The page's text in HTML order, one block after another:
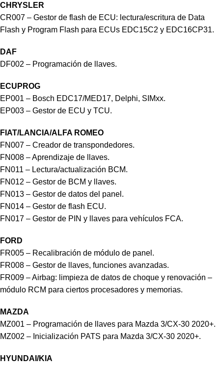
CHRYSLER
CR007 – Gestor de flash de ECU: lectura/escritura de Data
Flash y Program Flash para ECUs EDC15C2 y EDC16CP31.
DAF
DF002 – Programación de llaves.
ECUPROG
EP001 – Bosch EDC17/MED17, Delphi, SIMxx.
EP003 – Gestor de ECU y TCU.
FIAT/LANCIA/ALFA ROMEO
FN007 – Creador de transpondedores.
FN008 – Aprendizaje de llaves.
FN011 – Lectura/actualización BCM.
FN012 – Gestor de BCM y llaves.
FN013 – Gestor de datos del panel.
FN014 – Gestor de flash ECU.
FN017 – Gestor de PIN y llaves para vehículos FCA.
FORD
FR005 – Recalibración de módulo de panel.
FR008 – Gestor de llaves, funciones avanzadas.
FR009 – Airbag: limpieza de datos de choque y renovación –
módulo RCM para ciertos procesadores y memorias.
MAZDA
MZ001 – Programación de llaves para Mazda 3/CX-30 2020+.
MZ002 – Inicialización PATS para Mazda 3/CX-30 2020+.
HYUNDAI/KIA